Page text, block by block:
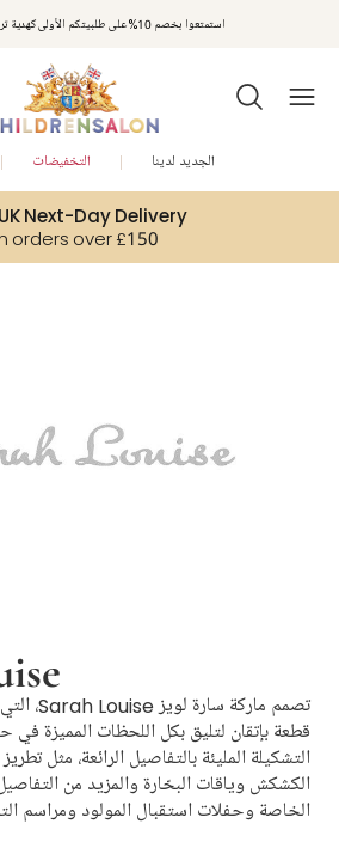
استمتعوا بخصم 10% على طلبيتكم الأولى كهدية ترحيب. سجلوا من هنا
مكافآت تشلدرن صالون | اجمعوا النقاط مع كل عملية شراء لتحصلوا
متطلباتكم
Next-Day Delivery
orders over £150
الجديد لدينا التخفيضات
قطعة بإتقان لتليق بكل اللحظات المميزة في
التشكيلة المليئة بالتفاصيل الرائعة، مثل
الكشكش وياقات البحّارة والمزيد من
الخاصة وحفلات استقبال المولود ومراسم